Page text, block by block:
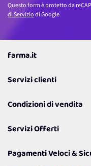
Questo form è protetto da
di Serviziodi Google.
farma.it
Coupon
Lavora con noi
Politiche per la parità di genere
Servizi clienti
Richiamami
Resi
Condizioni di vendita
Spedizioni
Cookie Policy
Servizi Offerti
Pagamenti Veloci &